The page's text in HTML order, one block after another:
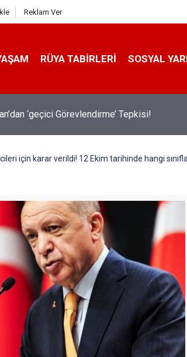
Reklam Ver
RÜYA TABIRLERI SOSYAL
‘geçici Görevlendirme’ Tepkisi!
için karar verildi! 12 Ekim tarihinde hangi